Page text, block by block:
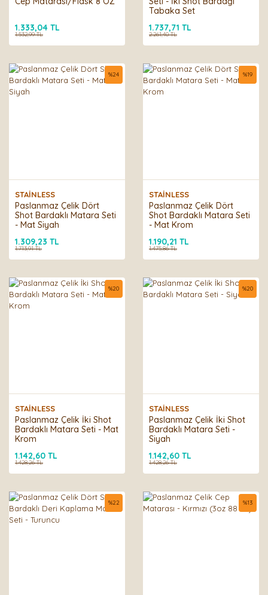
1.333,04 TL
1.532,99 TL
Tabaka Set
1.737,71 TL
2.261,40 TL
STAİNLESS
Paslanmaz Çelik Dört
Shot Bardaklı Matara Seti
- Mat Siyah
%24
1.309,23 TL
1.713,91 TL
STAİNLESS
Paslanmaz Çelik Dört
Shot Bardaklı Matara Seti
- Mat Krom
%19
1.190,21 TL
1.475,86 TL
STAİNLESS
Paslanmaz Çelik İki Shot
Bardaklı Matara Seti - Mat
Krom
%20
1.142,60 TL
1.428,26 TL
STAİNLESS
Paslanmaz Çelik İki Shot
Bardaklı Matara Seti -
Siyah
%20
1.142,60 TL
1.428,26 TL
%22 %13